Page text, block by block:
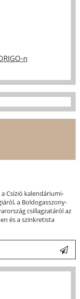
n
a Csízió kalendáriumi-
a Boldogasszony-
csillagzatáról az
és a szinkretista